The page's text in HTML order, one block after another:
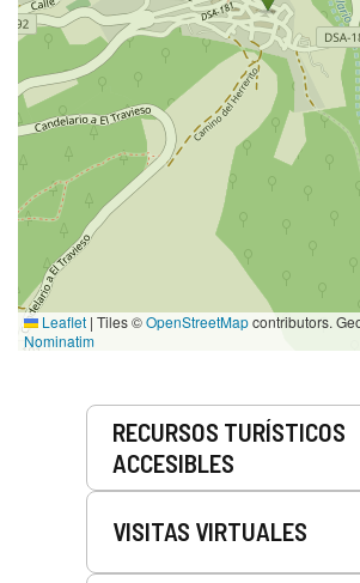
Leaflet | Tiles ©OpenStreetMapcontributors.
Nominatim
RECURSOS TURÍSTICOS
ACCESIBLES
VISITAS VIRTUALES